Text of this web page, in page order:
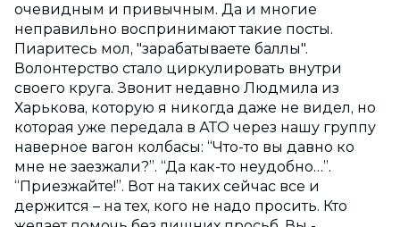
очевидным и привычным. Да и многие
неправильно воспринимают такие посты.
Пиаритесь мол, "зарабатываете баллы".
Волонтерство стало циркулировать внутри
своего круга. Звонит недавно Людмила из
Харькова, которую я никогда даже не видел, но
которая уже передала в АТО через нашу группу
наверное вагон колбасы: “Что-то вы давно ко
мне не заезжали?”. “Да как-то неудобно…”.
“Приезжайте!”. Вот на таких сейчас все и
держится – на тех, кого не надо просить. Кто